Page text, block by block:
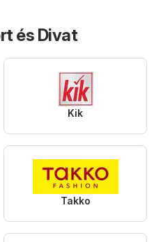
és Divat
Kik
Takko